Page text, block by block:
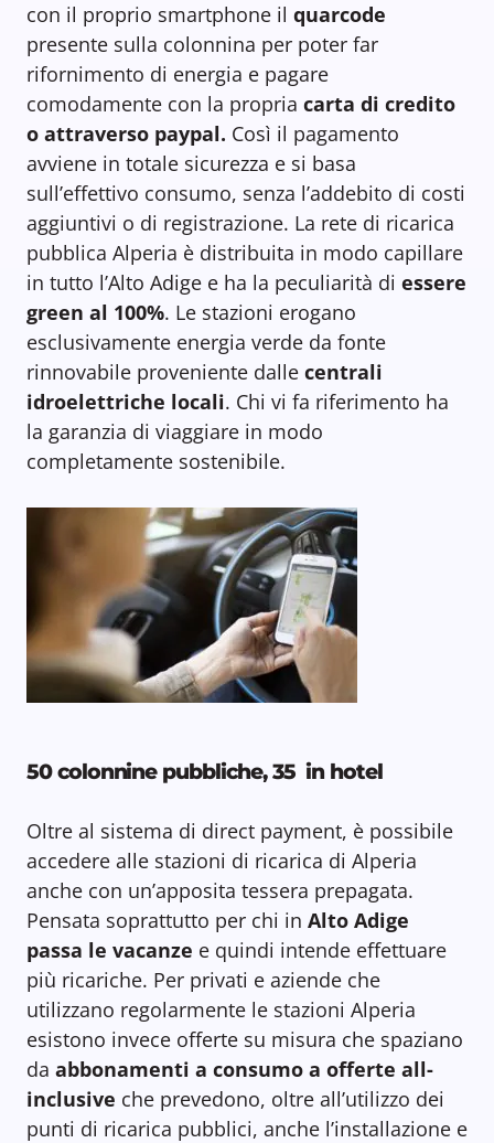
con il proprio smartphone il quarcode
presente sulla colonnina per poter far
rifornimento di energia e pagare
comodamente con la propria carta di credito
o attraverso paypal. Così il pagamento
avviene in totale sicurezza e si basa
sull’effettivo consumo, senza l’addebito di costi
aggiuntivi o di registrazione. La rete di ricarica
pubblica Alperia è distribuita in modo capillare
in tutto l’Alto Adige e ha la peculiarità di essere
green al 100%. Le stazioni erogano
esclusivamente energia verde da fonte
rinnovabile proveniente dalle centrali
idroelettriche locali. Chi vi fa riferimento ha
la garanzia di viaggiare in modo
completamente sostenibile.
50 colonnine pubbliche, 35 in hotel
Oltre al sistema di direct payment, è possibile
accedere alle stazioni di ricarica di Alperia
anche con un’apposita tessera prepagata.
Pensata soprattutto per chi in Alto Adige
passa le vacanze e quindi intende effettuare
più ricariche. Per privati e aziende che
utilizzano regolarmente le stazioni Alperia
esistono invece offerte su misura che spaziano
da abbonamenti a consumo a offerte all-
inclusive che prevedono, oltre all’utilizzo dei
punti di ricarica pubblici, anche l’installazione e